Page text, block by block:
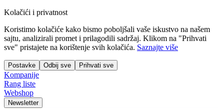
Kolačići i privatnost
Koristimo kolačiće kako bismo poboljšali vaše iskustvo na našem
sajtu, analizirali promet i prilagodili sadržaj. Klikom na "Prihvati
sve" pristajete na korištenje svih kolačića. Saznajte više
Postavke Odbij sve Prihvati sve
Kompanije
Rang liste
Webshop
Newsletter